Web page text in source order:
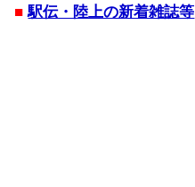
■ 駅伝・陸上の新着雑誌等